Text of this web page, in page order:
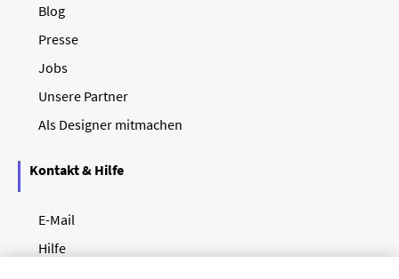
Blog
Presse
Jobs
Unsere Partner
Als Designer mitmachen
Kontakt & Hilfe
E-Mail
Hilfe